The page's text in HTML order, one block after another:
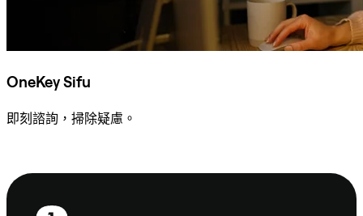
OneKey Sifu
即刻諮詢，掃除疑慮。
頁